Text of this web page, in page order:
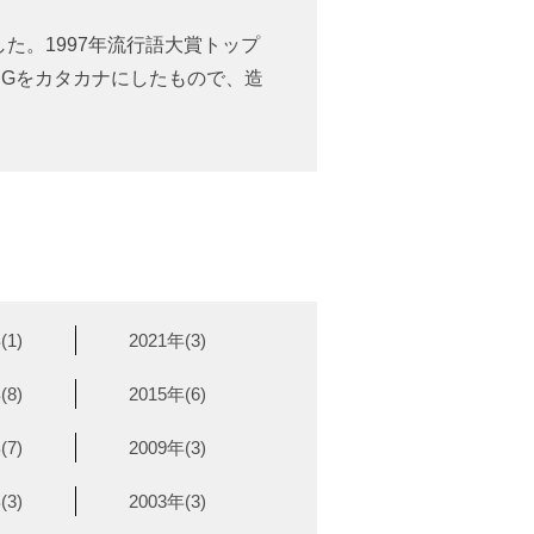
。1997年流行語大賞トップ
をカタカナにしたもので、造
2021年(3)
2015年(6)
2009年(3)
2003年(3)